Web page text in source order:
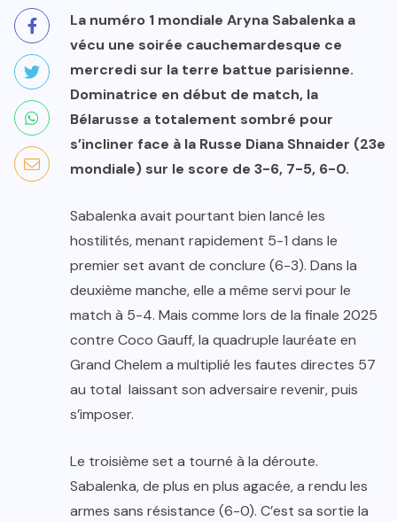
La numéro 1 mondiale Aryna Sabalenka a
vécu une soirée cauchemardesque ce
mercredi sur la terre battue parisienne.
Dominatrice en début de match, la
Bélarusse a totalement sombré pour
s’incliner face à la Russe Diana Shnaider (23e
mondiale) sur le score de 3-6, 7-5, 6-0.
Sabalenka avait pourtant bien lancé les
hostilités, menant rapidement 5-1 dans le
premier set avant de conclure (6-3). Dans la
deuxième manche, elle a même servi pour le
match à 5-4. Mais comme lors de la finale 2025
contre Coco Gauff, la quadruple lauréate en
Grand Chelem a multiplié les fautes directes 57
au total laissant son adversaire revenir, puis
s’imposer.
Le troisième set a tourné à la déroute.
Sabalenka, de plus en plus agacée, a rendu les
armes sans résistance (6-0). C’est sa sortie la